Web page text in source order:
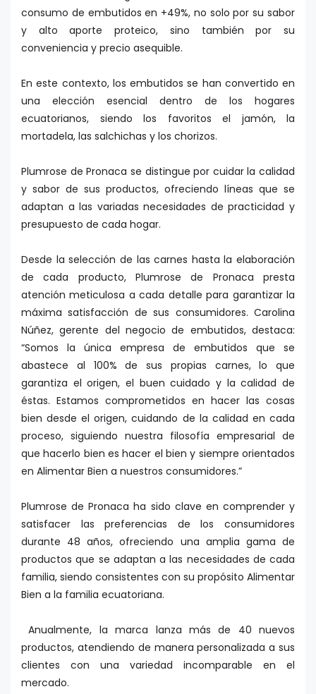
consumo de embutidos en +49%, no solo por su sabor
y alto aporte proteico, sino también por su
conveniencia y precio asequible.
En este contexto, los embutidos se han convertido en
una elección esencial dentro de los hogares
ecuatorianos, siendo los favoritos el jamón, la
mortadela, las salchichas y los chorizos.
Plumrose de Pronaca se distingue por cuidar la calidad
y sabor de sus productos, ofreciendo líneas que se
adaptan a las variadas necesidades de practicidad y
presupuesto de cada hogar.
Desde la selección de las carnes hasta la elaboración
de cada producto, Plumrose de Pronaca presta
atención meticulosa a cada detalle para garantizar la
máxima satisfacción de sus consumidores. Carolina
Núñez, gerente del negocio de embutidos, destaca:
“Somos la única empresa de embutidos que se
abastece al 100% de sus propias carnes, lo que
garantiza el origen, el buen cuidado y la calidad de
éstas. Estamos comprometidos en hacer las cosas
bien desde el origen, cuidando de la calidad en cada
proceso, siguiendo nuestra filosofía empresarial de
que hacerlo bien es hacer el bien y siempre orientados
en Alimentar Bien a nuestros consumidores.”
Plumrose de Pronaca ha sido clave en comprender y
satisfacer las preferencias de los consumidores
durante 48 años, ofreciendo una amplia gama de
productos que se adaptan a las necesidades de cada
familia, siendo consistentes con su propósito Alimentar
Bien a la familia ecuatoriana.
Anualmente, la marca lanza más de 40 nuevos
productos, atendiendo de manera personalizada a sus
clientes con una variedad incomparable en el
mercado.